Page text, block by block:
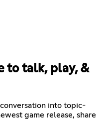
to talk, play, &
into topic-
game release, share